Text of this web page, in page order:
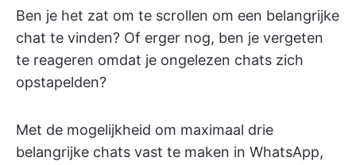
Ben je het zat om te scrollen om een belangrijke
chat te vinden? Of erger nog, ben je vergeten
te reageren omdat je ongelezen chats zich
opstapelden?
Met de mogelijkheid om maximaal drie
belangrijke chats vast te maken in WhatsApp,